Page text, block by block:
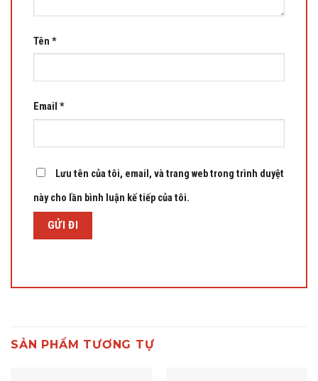
Tên *
Email *
Lưu tên của tôi, email, và trang web trong trình duyệt
này cho lần bình luận kế tiếp của tôi.
SẢN PHẨM TƯƠNG TỰ